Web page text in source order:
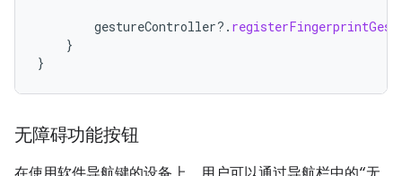
gestureController?.
}
}
无障碍功能按钮